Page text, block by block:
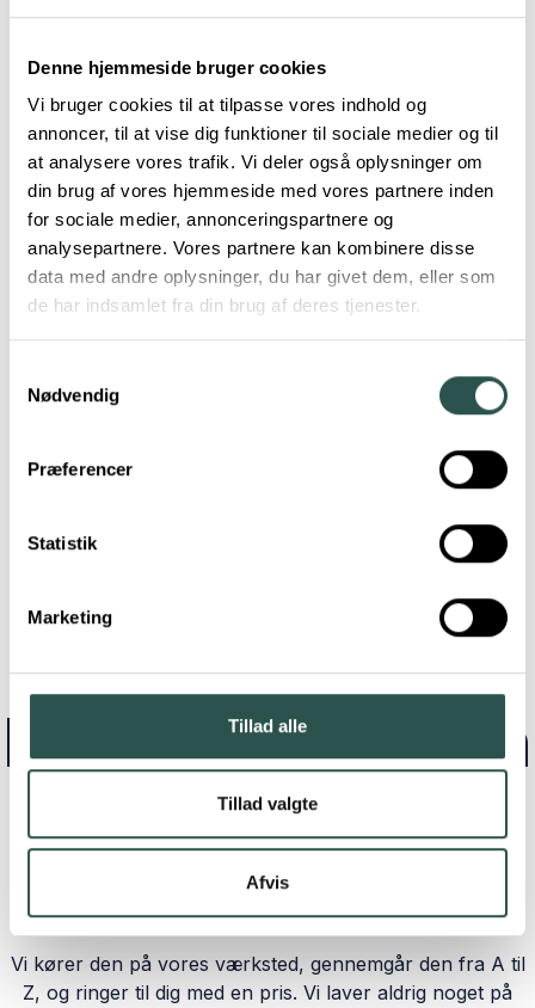
Denne hjemmeside bruger cookies
Vi bruger cookies til at tilpasse vores indhold og
annoncer, til at vise dig funktioner til sociale medier og til
at analysere vores trafik. Vi deler også oplysninger om
din brug af vores hjemmeside med vores partnere inden
for sociale medier, annonceringspartnere og
analysepartnere. Vores partnere kan kombinere disse
data med andre oplysninger, du har givet dem, eller som
de har indsamlet fra din brug af deres tjenester.
Nødvendig
Præferencer
Statistik
Marketing
Tillad alle
Tillad valgte
Afvis
Urban Arrow Velorbis
Lad os hente din
København SV
på din adresse
Vi kører den på vores værksted, gennemgår den fra A til
Z, og ringer til dig med en pris. Vi laver aldrig noget på